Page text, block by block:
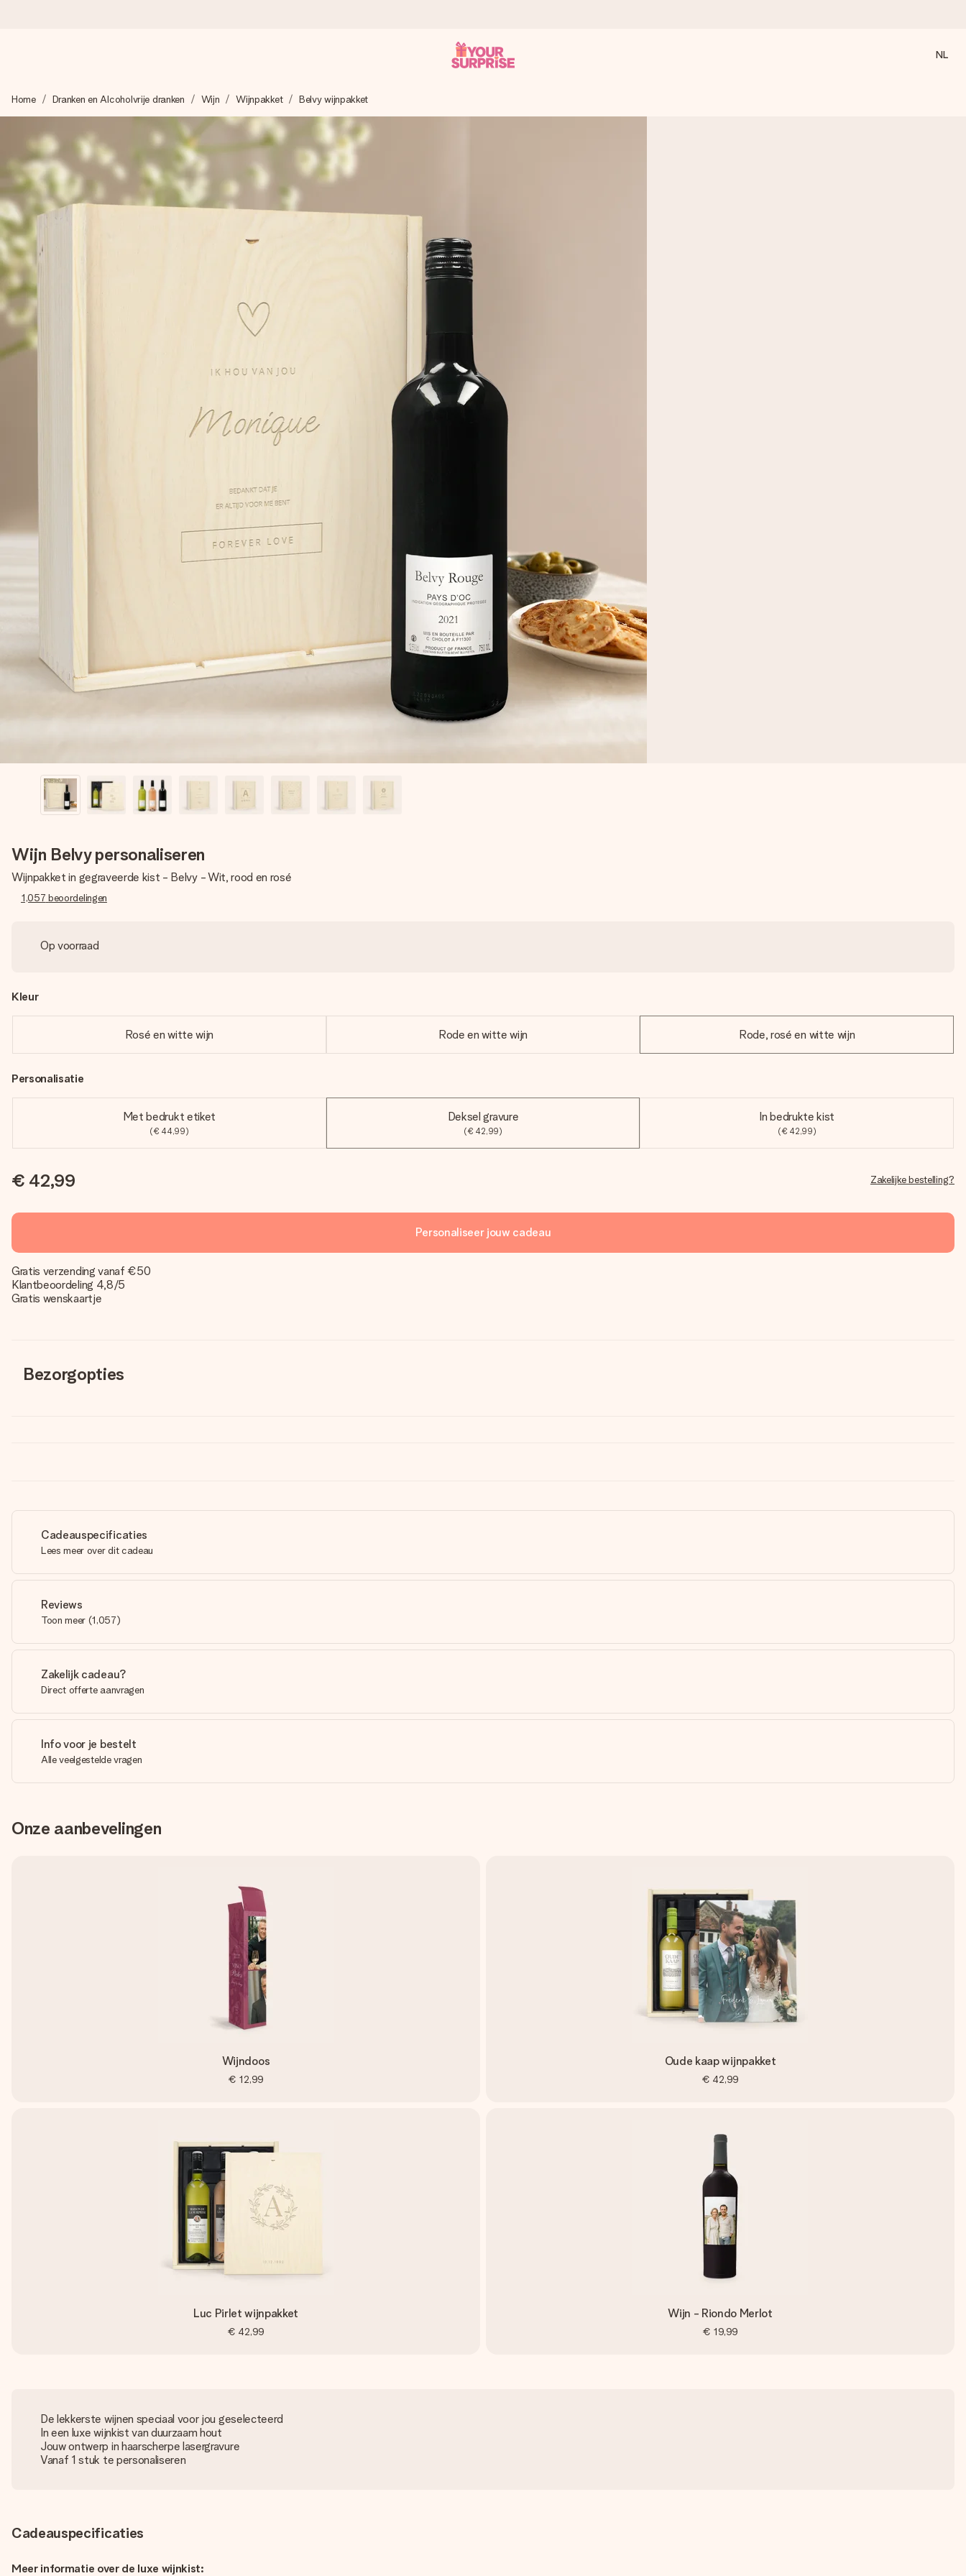
We maken jouw cadeau met zorg en zorgen dat het razendsnel onderweg is - zodat jij kunt geven op precies het juiste moment, wanneer het het meeste betekent.
4,8 (gebaseerd op +8.000 reviews)
Onze cadeaus worden gewaardeerd. Klanten beoordelen ons met een 4,7 op Google Reviews
Gratis wenskaartje
Je maakt in een paar stappen iets unieks – met haar naam, jullie foto of een boodschap die raakt. Zonder gedoe, maar met alle aandacht voor het moment.
NL
Home Dranken en Alcoholvrije dranken Wijn Wijnpakket Belvy wijnpakket
Wijn Belvy personaliseren
Wijnpakket in gegraveerde kist - Belvy - Wit, rood en rosé
1,057 beoordelingen
Op voorraad
Kleur
Rosé en witte wijn Rode en witte wijn Rode, rosé en witte wijn
Personalisatie
Met bedrukt etiket
(€ 44,99)
Deksel gravure
(€ 42,99)
In bedrukte kist
(€ 42,99)
€ 42,99 Zakelijke bestelling?
Personaliseer jouw cadeau
Gratis verzending vanaf €50
Klantbeoordeling 4,8/5
Gratis wenskaartje
Bezorgopties
Cadeauspecificaties
Lees meer over dit cadeau
Reviews
Toon meer (1,057)
Zakelijk cadeau?
Direct offerte aanvragen
Info voor je bestelt
Alle veelgestelde vragen
Onze aanbevelingen
Wijndoos
€ 12,99
Oude kaap wijnpakket
€ 42,99
Luc Pirlet wijnpakket
€ 42,99
Wijn - Riondo Merlot
€ 19,99
De lekkerste wijnen speciaal voor jou geselecteerd
In een luxe wijnkist van duurzaam hout
Jouw ontwerp in haarscherpe lasergravure
Vanaf 1 stuk te personaliseren
Cadeauspecificaties
Meer informatie over de luxe wijnkist: